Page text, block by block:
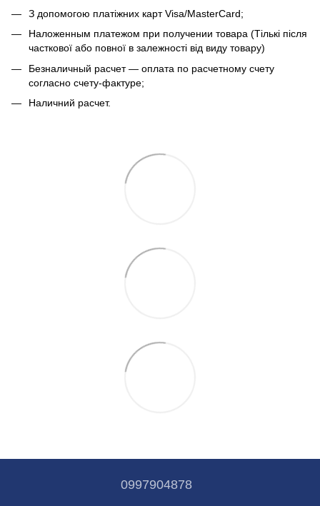
З допомогою платіжних карт Visa/MasterCard;
Наложенным платежом при получении товара (Тількі після
часткової або повної в залежності від виду товару)
Безналичный расчет — оплата по расчетному счету
согласно счету-фактуре;
Наличний расчет.
0997904878